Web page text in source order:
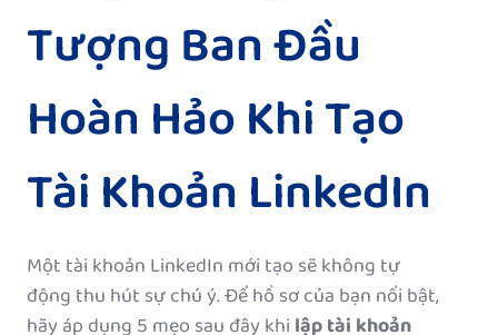
Tượng Ban Đầu
Hoàn Hảo Khi Tạo
Tài Khoản LinkedIn
Một tài khoản LinkedIn mới tạo sẽ không tự
động thu hút sự chú ý. Để hồ sơ của bạn nổi bật,
hãy áp dụng 5 mẹo sau đây khi lập tài khoản